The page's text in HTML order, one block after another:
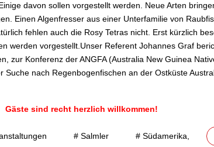
davon sollen vorgestellt werden. Neue Arten
Einen Algenfresser aus einer Unterfamilie von
fehlen auch die Rosy Tetras nicht. Erst kürzlich
werden vorgestellt.Unser Referent Johannes Graf
zur Konferenz der ANGFA (Australia New Guinea
Suche nach Regenbogenfischen an der Ostküste
Gäste sind recht herzlich willkommen!
# Salmler # Südamerika,